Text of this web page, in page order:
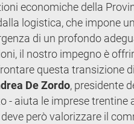
economiche della
logistica, che impone
di un profondo
il nostro impegno è
questa transizione
De Zordo, presidente
- aiuta le imprese
però valorizzare il